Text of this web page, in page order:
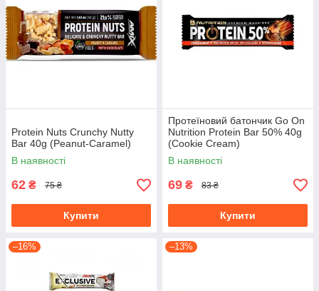
Protein Nuts Crunchy Nutty
Bar 40g (Peanut-Caramel)
В наявності
62 ₴ 75 ₴
Купити
Протеїновий батончик Go On
Nutrition Protein Bar 50% 40g
(Cookie Cream)
В наявності
69 ₴ 83 ₴
Купити
–16% –13%